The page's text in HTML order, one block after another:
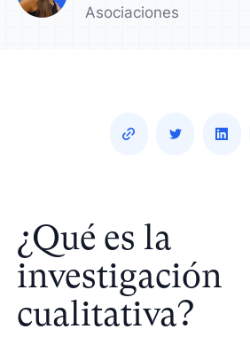
Asociaciones
¿Qué es la
investigación
cualitativa?